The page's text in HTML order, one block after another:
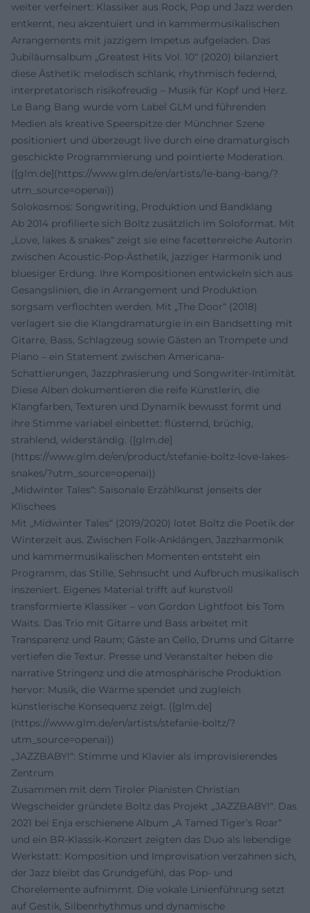
weiter verfeinert: Klassiker aus Rock, Pop und Jazz werden
entkernt, neu akzentuiert und in kammermusikalischen
Arrangements mit jazzigem Impetus aufgeladen. Das
Jubiläumsalbum „Greatest Hits Vol. 10“ (2020) bilanziert
diese Ästhetik: melodisch schlank, rhythmisch federnd,
interpretatorisch risikofreudig – Musik für Kopf und Herz.
Le Bang Bang wurde vom Label GLM und führenden
Medien als kreative Speerspitze der Münchner Szene
positioniert und überzeugt live durch eine dramaturgisch
geschickte Programmierung und pointierte Moderation.
([glm.de](https://www.glm.de/en/artists/le-bang-bang/?
utm_source=openai))
Solokosmos: Songwriting, Produktion und Bandklang
Ab 2014 profilierte sich Boltz zusätzlich im Soloformat. Mit
„Love, lakes & snakes“ zeigt sie eine facettenreiche Autorin
zwischen Acoustic-Pop-Ästhetik, jazziger Harmonik und
bluesiger Erdung. Ihre Kompositionen entwickeln sich aus
Gesangslinien, die in Arrangement und Produktion
sorgsam verflochten werden. Mit „The Door“ (2018)
verlagert sie die Klangdramaturgie in ein Bandsetting mit
Gitarre, Bass, Schlagzeug sowie Gästen an Trompete und
Piano – ein Statement zwischen Americana-
Schattierungen, Jazzphrasierung und Songwriter-Intimität.
Diese Alben dokumentieren die reife Künstlerin, die
Klangfarben, Texturen und Dynamik bewusst formt und
ihre Stimme variabel einbettet: flüsternd, brüchig,
strahlend, widerständig. ([glm.de]
(https://www.glm.de/en/product/stefanie-boltz-love-lakes-
snakes/?utm_source=openai))
„Midwinter Tales“: Saisonale Erzählkunst jenseits der
Klischees
Mit „Midwinter Tales“ (2019/2020) lotet Boltz die Poetik der
Winterzeit aus. Zwischen Folk‑Anklängen, Jazzharmonik
und kammermusikalischen Momenten entsteht ein
Programm, das Stille, Sehnsucht und Aufbruch musikalisch
inszeniert. Eigenes Material trifft auf kunstvoll
transformierte Klassiker – von Gordon Lightfoot bis Tom
Waits. Das Trio mit Gitarre und Bass arbeitet mit
Transparenz und Raum; Gäste an Cello, Drums und Gitarre
vertiefen die Textur. Presse und Veranstalter heben die
narrative Stringenz und die atmosphärische Produktion
hervor: Musik, die Wärme spendet und zugleich
künstlerische Konsequenz zeigt. ([glm.de]
(https://www.glm.de/en/artists/stefanie-boltz/?
utm_source=openai))
„JAZZBABY!“: Stimme und Klavier als improvisierendes
Zentrum
Zusammen mit dem Tiroler Pianisten Christian
Wegscheider gründete Boltz das Projekt „JAZZBABY!“. Das
2021 bei Enja erschienene Album „A Tamed Tiger’s Roar“
und ein BR-Klassik-Konzert zeigten das Duo als lebendige
Werkstatt: Komposition und Improvisation verzahnen sich,
der Jazz bleibt das Grundgefühl, das Pop- und
Chorelemente aufnimmt. Die vokale Linienführung setzt
auf Gestik, Silbenrhythmus und dynamische